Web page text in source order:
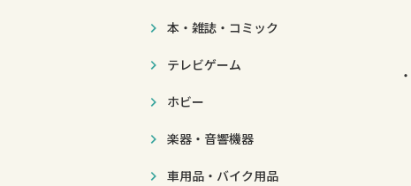
本・雑誌・コミック
テレビゲーム
ホビー
楽器・音響機器
車用品・バイク用品